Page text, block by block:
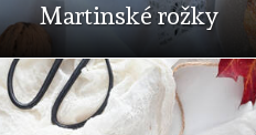
Martinské rožky